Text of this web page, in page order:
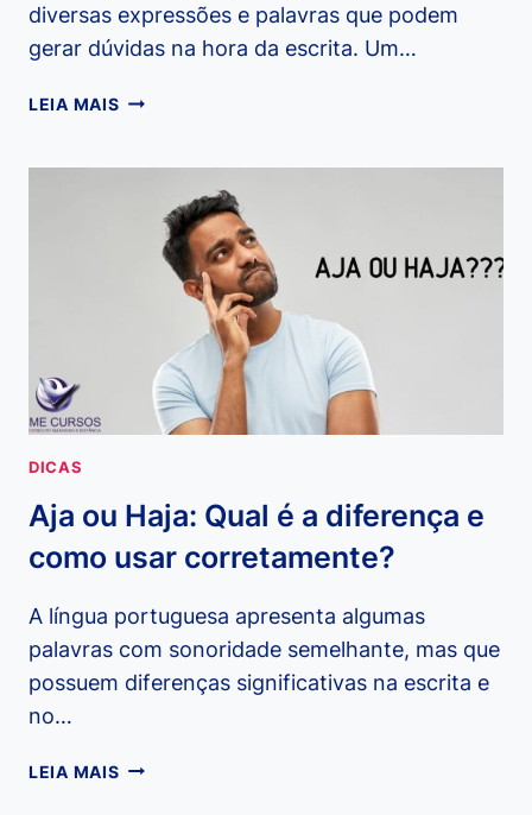
diversas expressões e palavras que podem
gerar dúvidas na hora da escrita. Um…
LEIA MAISA
DIFERENÇA
CORRETAMENTE?
DICAS
Aja ou Haja: Qual é a diferença e
como usar corretamente?
A língua portuguesa apresenta algumas
palavras com sonoridade semelhante, mas que
possuem diferenças significativas na escrita e
no…
LEIA MAISAJA